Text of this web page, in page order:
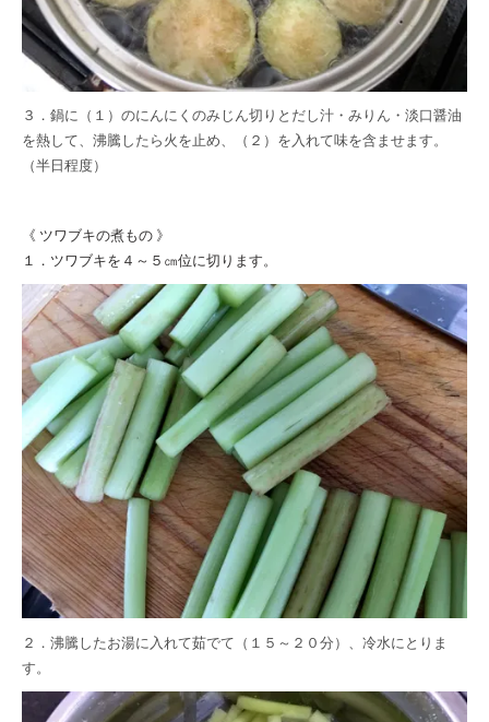
３．鍋に（１）のにんにくのみじん切りとだし汁・みりん・淡口醤油
を熱して、沸騰したら火を止め、（２）を入れて味を含ませます。
（半日程度）
《 ツワブキの煮もの 》
１．ツワブキを４～５㎝位に切ります。
２．沸騰したお湯に入れて茹でて（１５～２０分）、冷水にとりま
す。